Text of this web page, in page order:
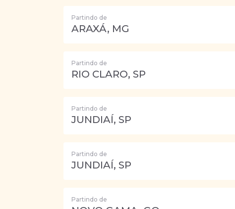
Partindo de
ARAXÁ, MG
Partindo de
RIO CLARO, SP
Partindo de
JUNDIAÍ, SP
Partindo de
JUNDIAÍ, SP
Partindo de